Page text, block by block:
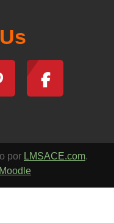
por LMSACE.com.
Moodle